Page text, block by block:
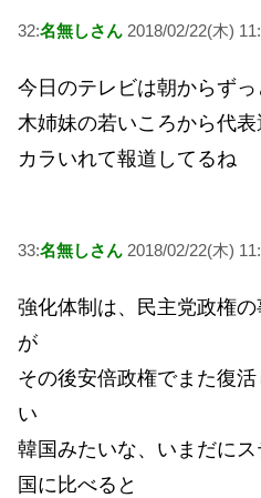
32:名無しさん 2018/02/22(木)
今日のテレビは朝からず
木姉妹の若いころから代
カラいれて報道してるね
33:名無しさん 2018/02/22(木)
強化体制は、民主党政権
が
その後安倍政権でまた復
い
韓国みたいな、いまだに
国に比べると